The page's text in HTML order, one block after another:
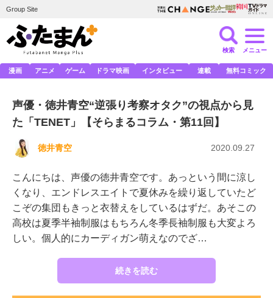
Group Site
検索 メニュー
漫画 アニメ ゲーム ドラマ映画 インタビュー 連載 無料コミック
声優・徳井青空“逆張り考察オタク”の視点から見
た「TENET」【そらまるコラム・第11回】
徳井青空 2020.09.27
こんにちは、声優の徳井青空です。あっという間に涼し
くなり、エンドレスエイトで夏休みを繰り返していたど
こぞの集団もきっと衣替えをしているはずだ。あそこの
高校は夏季半袖制服はもちろん冬季長袖制服も大変よろ
しい。個人的にカーディガン萌えなのでざ…
続きを読む